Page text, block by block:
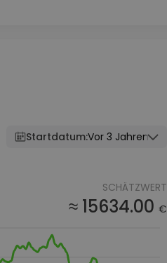
Startdatum:Vor 3 Jahren
SCHÄTZWERT
≈ 15634.00 €